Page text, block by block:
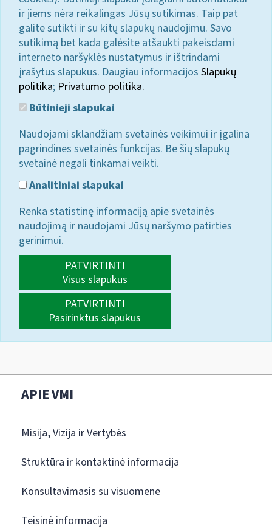
ir jiems nėra reikalingas Jūsų sutikimas. Taip pat
galite sutikti ir su kitų slapukų naudojimu. Savo
sutikimą bet kada galėsite atšaukti pakeisdami
interneto naršyklės nustatymus ir ištrindami
įrašytus slapukus. Daugiau informacijos Slapukų
politika; Privatumo politika.
Būtinieji slapukai
Naudojami sklandžiam svetainės veikimui ir įgalina
pagrindines svetainės funkcijas. Be šių slapukų
svetainė negali tinkamai veikti.
Analitiniai slapukai
Renka statistinę informaciją apie svetainės
naudojimą ir naudojami Jūsų naršymo patirties
gerinimui.
PATVIRTINTI
Visus slapukus
PATVIRTINTI
Pasirinktus slapukus
APIE VMI
Misija, Vizija ir Vertybės
Struktūra ir kontaktinė informacija
Konsultavimasis su visuomene
Teisinė informacija